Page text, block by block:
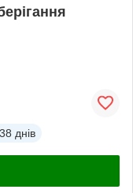
38 днів